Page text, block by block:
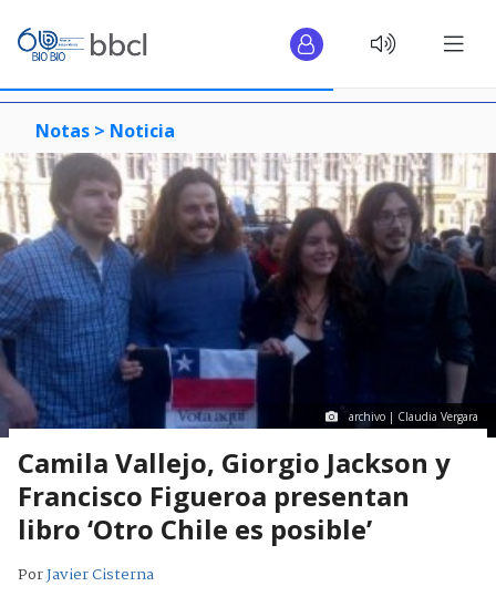
Notas > Noticia
archivo | Claudia Vergara
Camila Vallejo, Giorgio Jackson y
Francisco Figueroa presentan
libro ‘Otro Chile es posible’
PorJavier Cisterna